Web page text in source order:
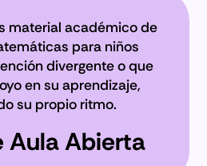
material académico de
para niños
divergente o que
en su aprendizaje,
su propio ritmo.
Aula Abierta